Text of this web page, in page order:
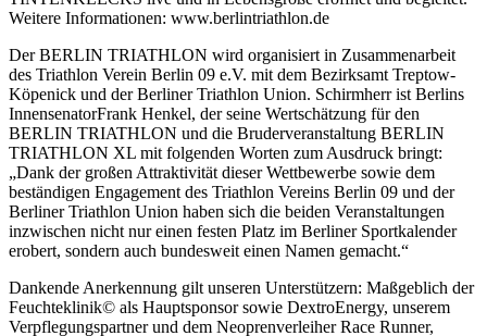
Weitere Informationen: www.berlintriathlon.de
Der BERLIN TRIATHLON wird organisiert in Zusammenarbeit
des Triathlon Verein Berlin 09 e.V. mit dem Bezirksamt Treptow-
Köpenick und der Berliner Triathlon Union. Schirmherr ist Berlins
InnensenatorFrank Henkel, der seine Wertschätzung für den
BERLIN TRIATHLON und die Bruderveranstaltung BERLIN
TRIATHLON XL mit folgenden Worten zum Ausdruck bringt:
„Dank der großen Attraktivität dieser Wettbewerbe sowie dem
beständigen Engagement des Triathlon Vereins Berlin 09 und der
Berliner Triathlon Union haben sich die beiden Veranstaltungen
inzwischen nicht nur einen festen Platz im Berliner Sportkalender
erobert, sondern auch bundesweit einen Namen gemacht.“
Dankende Anerkennung gilt unseren Unterstützern: Maßgeblich der
Feuchteklinik© als Hauptsponsor sowie DextroEnergy, unserem
Verpflegungspartner und dem Neoprenverleiher Race Runner,